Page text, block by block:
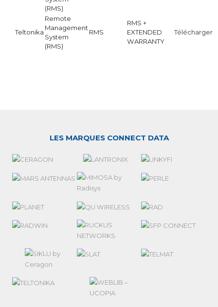
(RMS)
Teltonika
Remote
Management
System
(RMS)
RMS
RMS +
EXTENDED
WARRANTY
Télécharger
LES MARQUES CONNECT DATA